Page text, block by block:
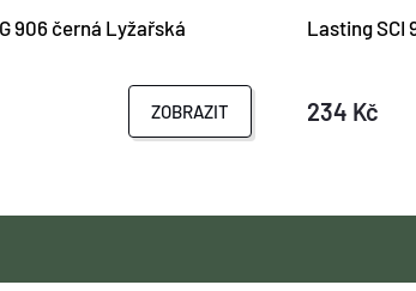
906 černá Lyžařská
ZOBRAZIT
Lasting SCI
234 Kč